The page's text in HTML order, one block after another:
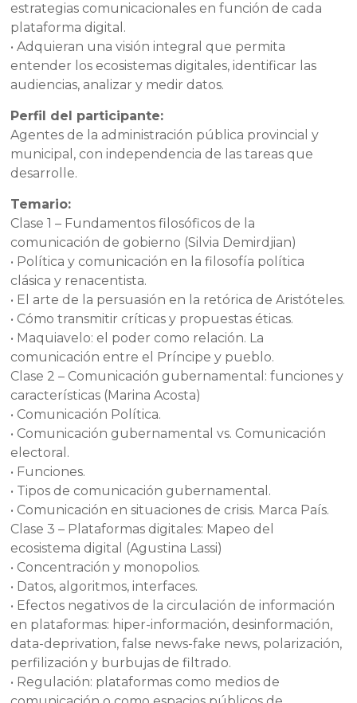
estrategias comunicacionales en función de cada
plataforma digital.
• Adquieran una visión integral que permita
entender los ecosistemas digitales, identificar las
audiencias, analizar y medir datos.
Perfil del participante:
Agentes de la administración pública provincial y
municipal, con independencia de las tareas que
desarrolle.
Temario:
Clase 1 – Fundamentos filosóficos de la
comunicación de gobierno (Silvia Demirdjian)
• Política y comunicación en la filosofía política
clásica y renacentista.
• El arte de la persuasión en la retórica de Aristóteles.
• Cómo transmitir críticas y propuestas éticas.
• Maquiavelo: el poder como relación. La
comunicación entre el Príncipe y pueblo.
Clase 2 – Comunicación gubernamental: funciones y
características (Marina Acosta)
• Comunicación Política.
• Comunicación gubernamental vs. Comunicación
electoral.
• Funciones.
• Tipos de comunicación gubernamental.
• Comunicación en situaciones de crisis. Marca País.
Clase 3 – Plataformas digitales: Mapeo del
ecosistema digital (Agustina Lassi)
• Concentración y monopolios.
• Datos, algoritmos, interfaces.
• Efectos negativos de la circulación de información
en plataformas: hiper-información, desinformación,
data-deprivation, false news-fake news, polarización,
perfilización y burbujas de filtrado.
• Regulación: plataformas como medios de